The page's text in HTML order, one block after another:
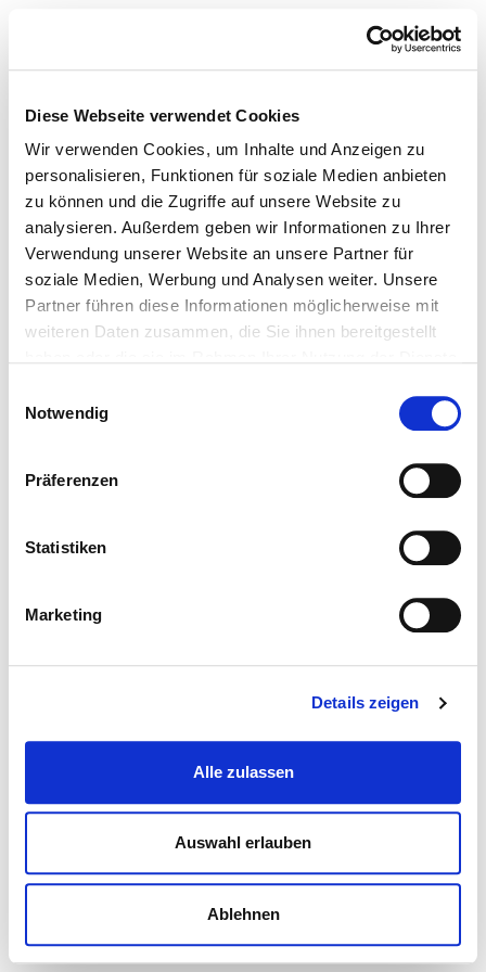
Diese Webseite verwendet Cookies
Wir verwenden Cookies, um Inhalte und Anzeigen zu
personalisieren, Funktionen für soziale Medien anbieten
zu können und die Zugriffe auf unsere Website zu
analysieren. Außerdem geben wir Informationen zu Ihrer
Verwendung unserer Website an unsere Partner für
soziale Medien, Werbung und Analysen weiter. Unsere
Partner führen diese Informationen möglicherweise mit
weiteren Daten zusammen, die Sie ihnen bereitgestellt
Notwendig
Präferenzen
Statistiken
Marketing
Details zeigen
Alle zulassen
Auswahl erlauben
Ablehnen